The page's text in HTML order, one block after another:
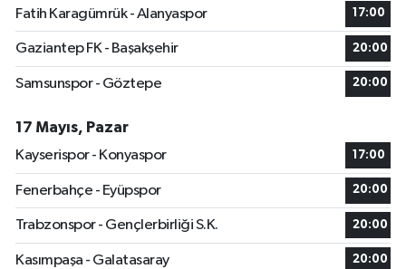
Fatih Karagümrük - Alanyaspor
17:00
Gaziantep FK - Başakşehir 20:00
Samsunspor - Göztepe 20:00
17 Mayıs, Pazar
Kayserispor - Konyaspor
17:00
Fenerbahçe - Eyüpspor 20:00
Trabzonspor - Gençlerbirliği S.K. 20:00
Kasımpaşa - Galatasaray 20:00